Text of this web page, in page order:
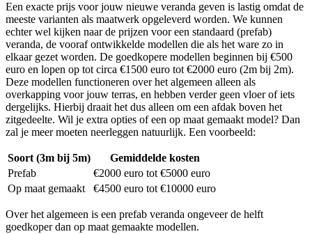
Een exacte prijs voor jouw nieuwe veranda geven is lastig omdat de
meeste varianten als maatwerk opgeleverd worden. We kunnen
echter wel kijken naar de prijzen voor een standaard (prefab)
veranda, de vooraf ontwikkelde modellen die als het ware zo in
elkaar gezet worden. De goedkopere modellen beginnen bij €500
euro en lopen op tot circa €1500 euro tot €2000 euro (2m bij 2m).
Deze modellen functioneren over het algemeen alleen als
overkapping voor jouw terras, en hebben verder geen vloer of iets
dergelijks. Hierbij draait het dus alleen om een afdak boven het
zitgedeelte. Wil je extra opties of een op maat gemaakt model? Dan
zal je meer moeten neerleggen natuurlijk. Een voorbeeld:
Soort (3m bij 5m)
Gemiddelde kosten
Prefab
€2000 euro tot €5000 euro
Op maat gemaakt
€4500 euro tot €10000 euro
Over het algemeen is een prefab veranda ongeveer de helft
goedkoper dan op maat gemaakte modellen.